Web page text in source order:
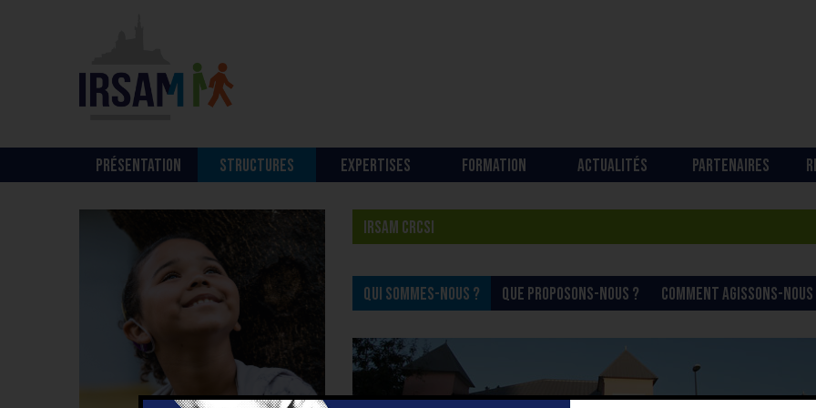
PRÉSENTATION STRUCTURES EXPERTISES FORMATION ACTUALITÉS PARTENAIRES
IRSAM CRCSI
QUI SOMMES-NOUS ? QUE PROPOSONS-NOUS ? COMMENT AGISSONS-